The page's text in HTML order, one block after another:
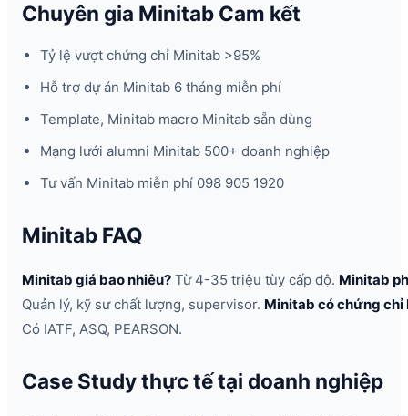
Chuyên gia Minitab Cam kết
Tỷ lệ vượt chứng chỉ Minitab >95%
Hỗ trợ dự án Minitab 6 tháng miễn phí
Template, Minitab macro Minitab sẵn dùng
Mạng lưới alumni Minitab 500+ doanh nghiệp
Tư vấn Minitab miễn phí 098 905 1920
Minitab FAQ
Minitab giá bao nhiêu? Từ 4-35 triệu tùy cấp độ. Minitab
Quản lý, kỹ sư chất lượng, supervisor. Minitab có chứng chỉ
Có IATF, ASQ, PEARSON.
Case Study thực tế tại doanh nghiệp